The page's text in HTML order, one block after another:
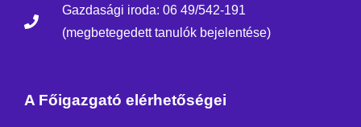
Gazdasági iroda: 06 49/542-191
(megbetegedett tanulók bejelentése)
A Főigazgató elérhetőségei